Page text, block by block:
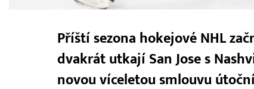
Příští sezona hokejové NHL
dvakrát utkají San Jose s
novou víceletou smlouvu